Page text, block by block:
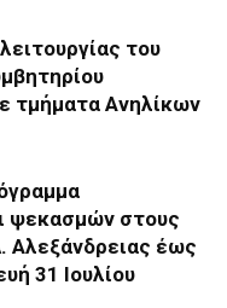
του
τμήματα Ανηλίκων
ψεκασμών στους
Αλεξάνδρειας έως
31 Ιουλίου